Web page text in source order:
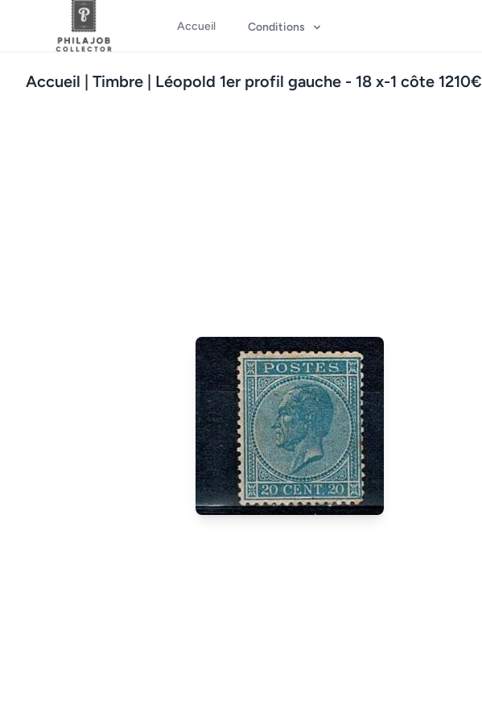
Accueil Conditions
Accueil | Timbre | Léopold 1er profil gauche - 18 x-1 côte 1210€